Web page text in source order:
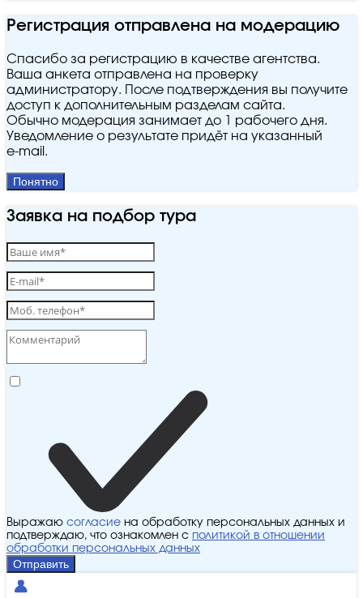
Регистрация отправлена на модерацию
Спасибо за регистрацию в качестве агентства.
Ваша анкета отправлена на проверку
администратору. После подтверждения вы получите
доступ к дополнительным разделам сайта.
Обычно модерация занимает до 1 рабочего дня.
Уведомление о результате придёт на указанный
e‑mail.
Понятно
Заявка на подбор тура
Выражаю согласие на обработку персональных данных и
подтверждаю, что ознакомлен с политикой в отношении
обработки персональных данных
Отправить